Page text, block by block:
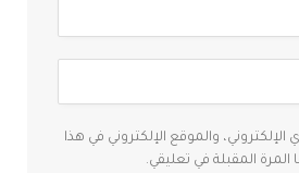
والموقع الإلكتروني في هذا
المقبلة في تعليقي.